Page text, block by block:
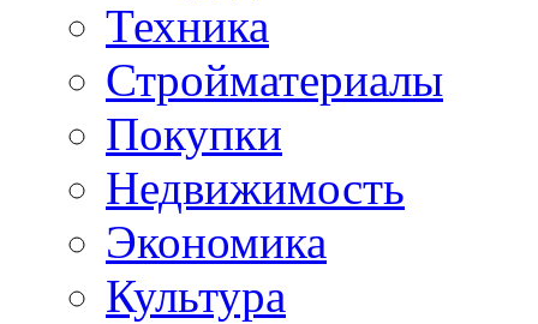
Техника
Стройматериалы
Покупки
Недвижимость
Экономика
Культура